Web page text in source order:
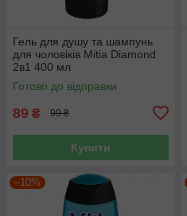
Гель для душу та шампунь
для чоловіків Mitia Diamond
2в1 400 мл
Готово до відправки
89 ₴ 99 ₴
Купити
–10%